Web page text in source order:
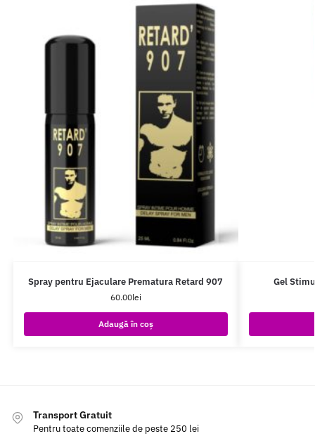
Spray pentru Ejaculare Prematura Retard 907
60.00lei
Adaugă în coș
Gel
Transport Gratuit
Pentru toate comenziile de peste 250 lei